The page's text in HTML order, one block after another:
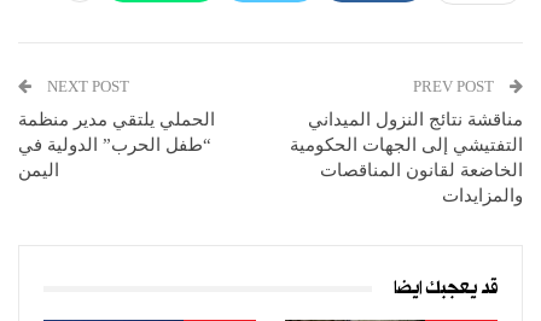
مناقشة نتائج النزول الميداني
التفتيشي إلى الجهات الحكومية
الخاضعة لقانون المناقصات
والمزايدات
NEXT POST
الحملي يلتقي مدير منظمة
“طفل الحرب” الدولية في
اليمن
قد يعجبك ايضا